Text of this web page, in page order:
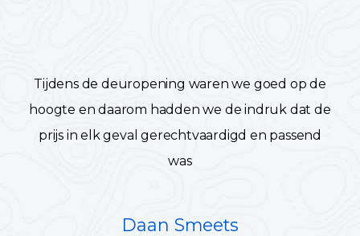
Tijdens de deuropening waren we goed op de
hoogte en daarom hadden we de indruk dat de
prijs in elk geval gerechtvaardigd en passend
was
Daan Smeets